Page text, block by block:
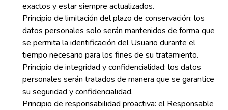
exactos y estar siempre actualizados.
Principio de limitación del plazo de conservación: los
datos personales solo serán mantenidos de forma que
se permita la identificación del Usuario durante el
tiempo necesario para los fines de su tratamiento.
Principio de integridad y confidencialidad: los datos
personales serán tratados de manera que se garantice
su seguridad y confidencialidad.
Principio de responsabilidad proactiva: el Responsable